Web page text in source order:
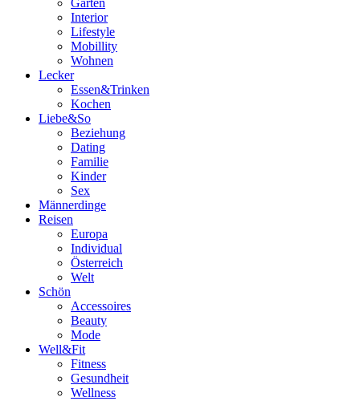
Garten
Interior
Lifestyle
Mobillity
Wohnen
Lecker
Essen&Trinken
Kochen
Liebe&So
Beziehung
Dating
Familie
Kinder
Sex
Männerdinge
Reisen
Europa
Individual
Österreich
Welt
Schön
Accessoires
Beauty
Mode
Well&Fit
Fitness
Gesundheit
Wellness